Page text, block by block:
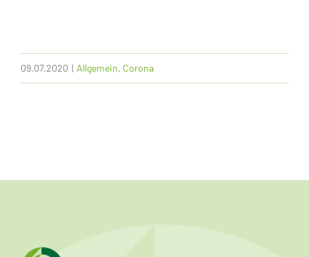
09.07.2020 | Allgemein, Corona